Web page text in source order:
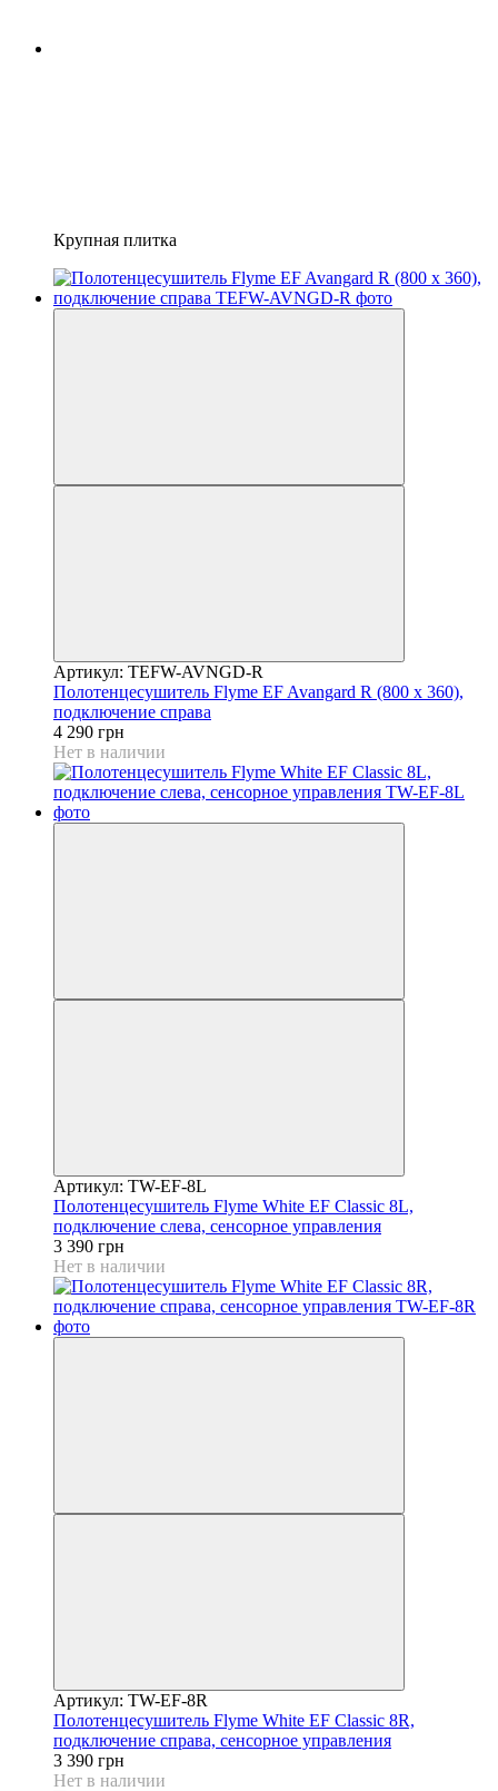
Крупная плитка
Артикул: TEFW-AVNGD-R
Полотенцесушитель Flyme EF Avangard R (800 х 360),
подключение справа
4 290 грн
Нет в наличии
Артикул: TW-EF-8L
Полотенцесушитель Flyme White EF Classic 8L,
подключение слева, сенсорное управления
3 390 грн
Нет в наличии
Артикул: TW-EF-8R
Полотенцесушитель Flyme White EF Classic 8R,
подключение справа, сенсорное управления
3 390 грн
Нет в наличии